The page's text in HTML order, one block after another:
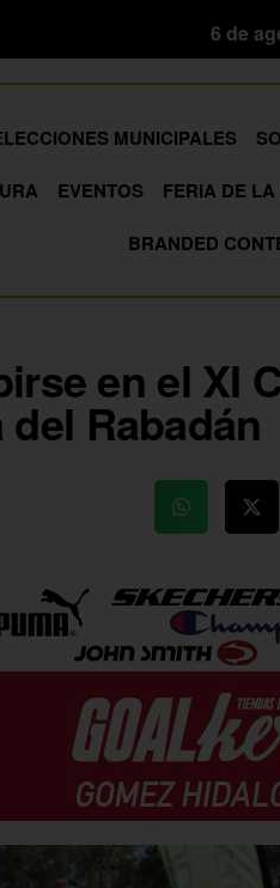
6 de
MUNICIPALES
EVENTOS FERIA DE
BRANDED
en el XI
Rabadán